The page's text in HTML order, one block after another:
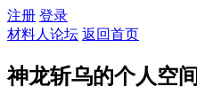
注册 登录
材料人论坛 返回首页
神龙斩乌的个人空间